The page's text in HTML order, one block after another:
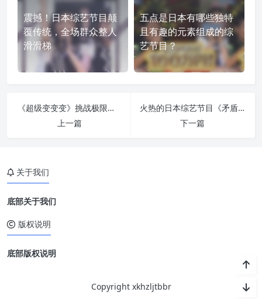
震撼！日本综艺节目颠
覆传统，全场群众整人
滑滑梯
五点是日本有哪些独特
且有趣的元素组成的综
艺节目？
《超级变变变》挑战极限：哪里都是冠军
上一篇
火热的日本综艺节目《矛盾大对决》！看选手们如何在对决中展现出精彩的思维
下一篇
关于我们
底部关于我们
版权说明
底部版权说明
Copyright xkhzljtbbr